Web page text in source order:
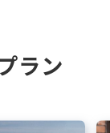
ラン